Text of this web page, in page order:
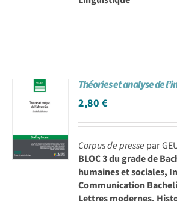
Théories et analyse de
2,80€
Corpus de presse par
BLOC 3 du grade de
humaines et sociales,
Communication